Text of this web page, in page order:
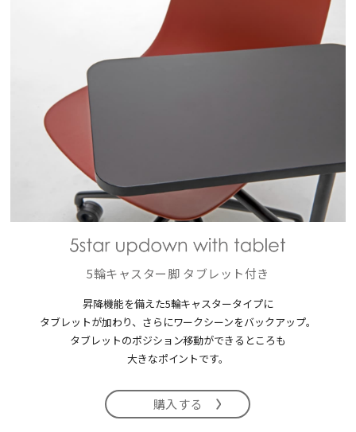
5輪キャスター脚 タブレット付き
昇降機能を備えた5輪キャスタータイプに
タブレットが加わり、 さらにワークシーンをバックアップ。
タブレットのポジション移動ができるところも
大きなポイントです。
購入する